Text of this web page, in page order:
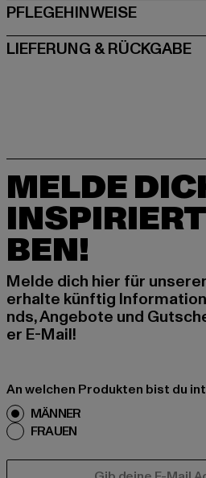
PFLEGEHINWEISE
LIEFERUNG & RÜCKGABE
MELDE
BEN!
Melde dich hier für
erhalte künftig
nds, Angebote und
er E-Mail!
An welchen Produkten bist du
MÄNNER
FRAUEN